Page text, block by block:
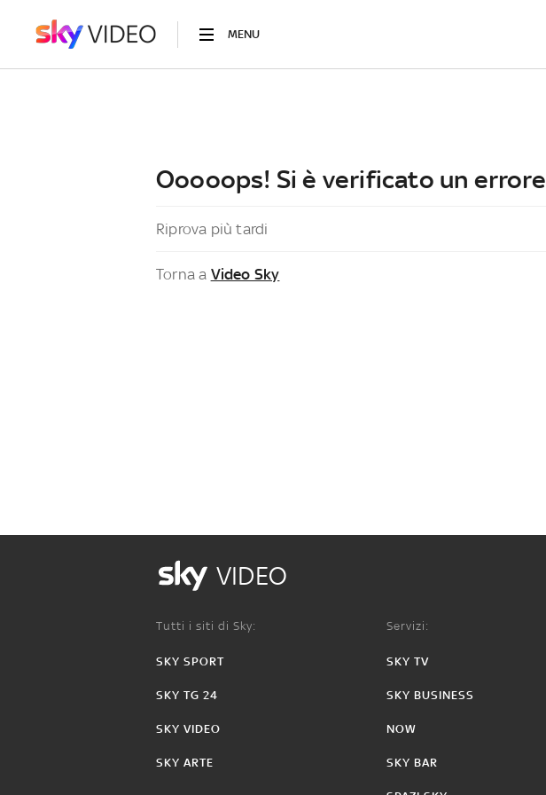
MENU
Ooooops! Si è verificato un errore
Riprova più tardi
Torna a Video Sky
VIDEO
Tutti i siti di Sky:
SKY SPORT
SKY TG 24
SKY VIDEO
SKY ARTE
Servizi:
SKY TV
SKY BUSINESS
NOW
SKY BAR